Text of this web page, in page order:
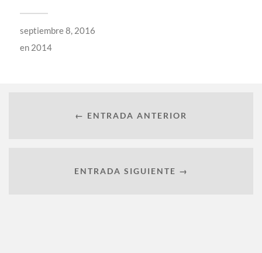
septiembre 8, 2016
en 2014
← ENTRADA ANTERIOR
ENTRADA SIGUIENTE →